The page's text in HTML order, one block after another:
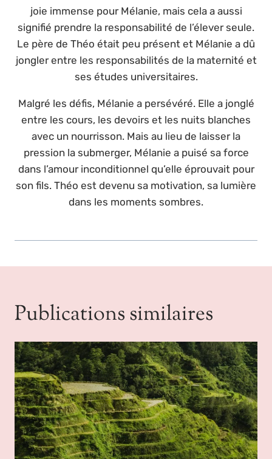
joie immense pour Mélanie, mais cela a aussi
signifié prendre la responsabilité de l’élever seule.
Le père de Théo était peu présent et Mélanie a dû
jongler entre les responsabilités de la maternité et
ses études universitaires.
Malgré les défis, Mélanie a persévéré. Elle a jonglé
entre les cours, les devoirs et les nuits blanches
avec un nourrisson. Mais au lieu de laisser la
pression la submerger, Mélanie a puisé sa force
dans l’amour inconditionnel qu’elle éprouvait pour
son fils. Théo est devenu sa motivation, sa lumière
dans les moments sombres.
Publications similaires